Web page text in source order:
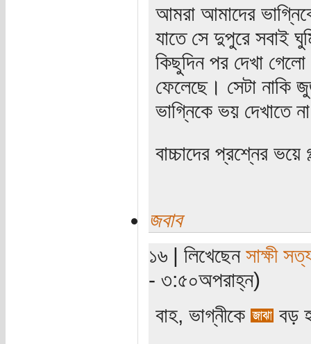
আমরা আমাদের
যাতে সে দুপুরে সবাই
কিছুদিন পর দেখা
ফেলেছে। সেটা নাকি
ভাগ্নিকে ভয় দেখাতে
বাচ্চাদের প্রশ্নের
জবাব
১৬ | লিখেছেন সাক্ষী
- ৩:৫০অপরাহ্ন)
বাহ, ভাগ্নীকে
বড়